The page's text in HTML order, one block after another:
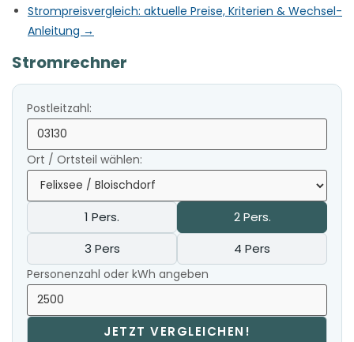
Strompreisvergleich: aktuelle Preise, Kriterien & Wechsel-
Anleitung →
Stromrechner
Postleitzahl:
Ort / Ortsteil wählen:
1 Pers.
2 Pers.
3 Pers
4 Pers
Personenzahl oder kWh angeben
JETZT VERGLEICHEN!